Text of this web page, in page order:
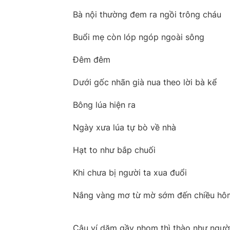
Bà nội thường đem ra ngồi trông cháu
Buổi mẹ còn lóp ngóp ngoài sông
Đêm đêm
Dưới gốc nhãn già nua theo lời bà kể
Bông lúa hiện ra
Ngày xưa lúa tự bò về nhà
Hạt to như bắp chuối
Khi chưa bị người ta xua đuổi
Nắng vàng mơ từ mờ sớm đến chiều
Câu ví dặm gầy nhom thì thào như